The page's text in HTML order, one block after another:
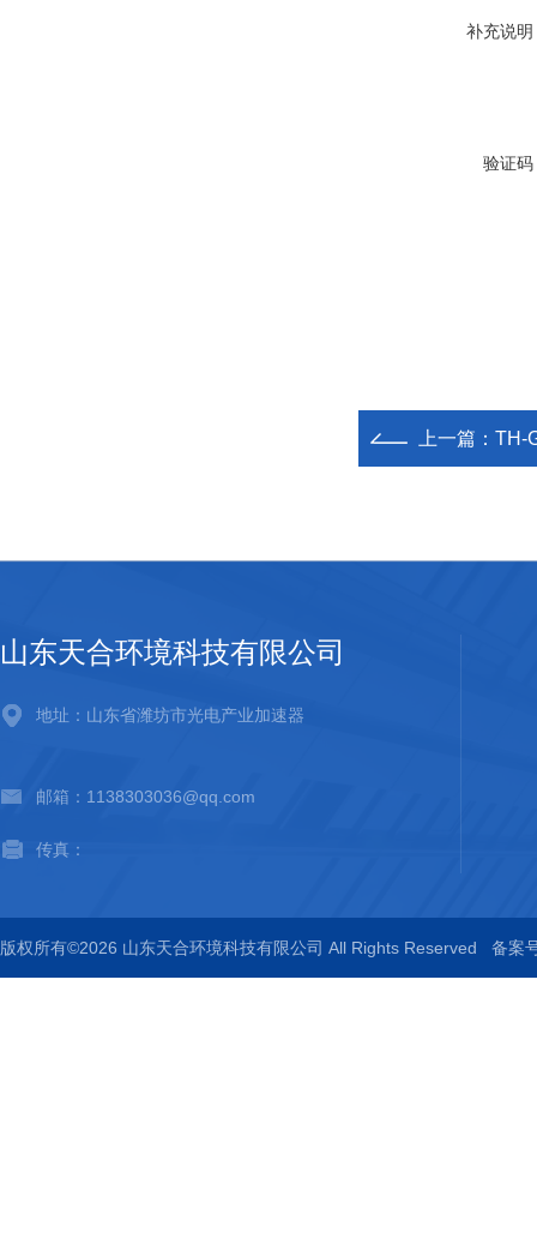
补充说明
验证码
上一篇： TH-
山东天合环境科技有限公司
地址：山东省潍坊市光电产业加速器
邮箱：1138303036@qq.com
传真：
版权所有©2026 山东天合环境科技有限公司 All Rights Reserved 备案